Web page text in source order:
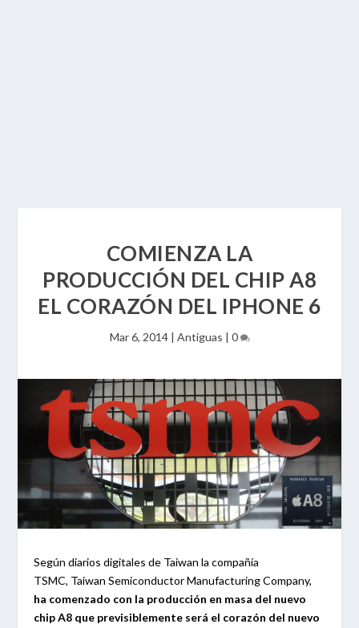
COMIENZA LA
PRODUCCIÓN DEL CHIP A8
EL CORAZÓN DEL IPHONE 6
Mar 6, 2014| Antiguas | 0
Según diarios digitales de Taiwan la compañía
TSMC, Taiwan Semiconductor Manufacturing Company,
ha comenzado con la producción en masa del nuevo
chip A8 que previsiblemente será el corazón del nuevo